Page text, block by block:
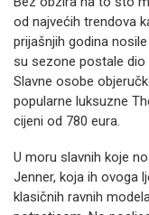
od najvećih trendova
prijašnjih godina
su sezone postale dio
Slavne osobe
popularne luksuzne
cijeni od 780 eura.
U moru slavnih koje
Jenner, koja ih ovoga
klasičnih ravnih